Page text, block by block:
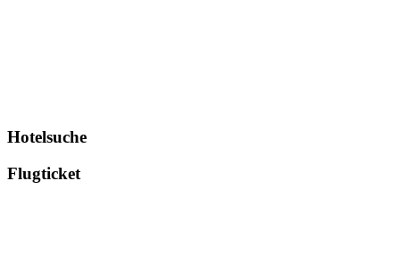
Hotelsuche
Flugticket